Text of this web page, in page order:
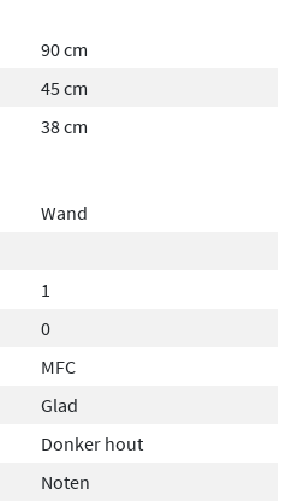
langdurig vochtig blijven.
vochtige zachte doek en
droog altijd na. Vermijd
direct worden
oppervlakken maken het
dus wees extra
90 cm
45 cm
38 cm
Wand
1
0
MFC
Glad
Donker hout
Noten